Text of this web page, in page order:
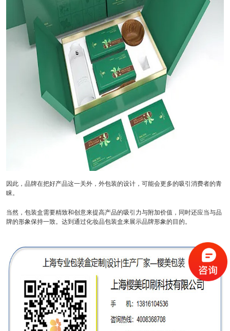
因此，品牌在把好产品这一关外，外包装的设计，可能会更多的吸引消费者的青
睐。
当然，包装盒需要精致和创意来提高产品的吸引力与附加价值，同时还应当与品
牌的形象保持一致。达到通过化妆品包装盒来展示品牌形象的目的。